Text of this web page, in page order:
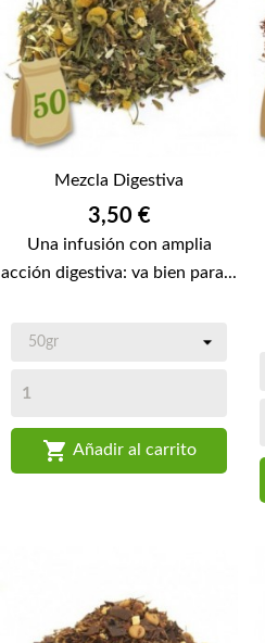
Mezcla Digestiva
Precio
3,50 €
Una infusión con amplia
acción digestiva: va bien para...
 Añadir al carrito